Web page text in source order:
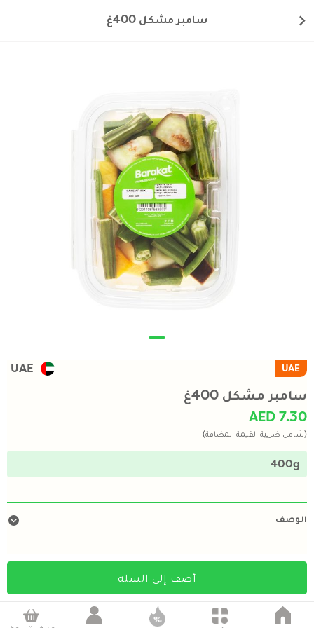
سامبر مشكل 400غ
UAE
UAE
سامبر مشكل 400غ
AED 7.30
(شامل ضريبة القيمة المضافة)
400g
الوصف
أضف إلى السلة